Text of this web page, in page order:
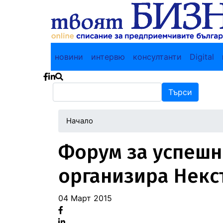
Main navigation
новини интервю консултанти Digital
Търси
Начало
Форум за
организира
04 Март 2015